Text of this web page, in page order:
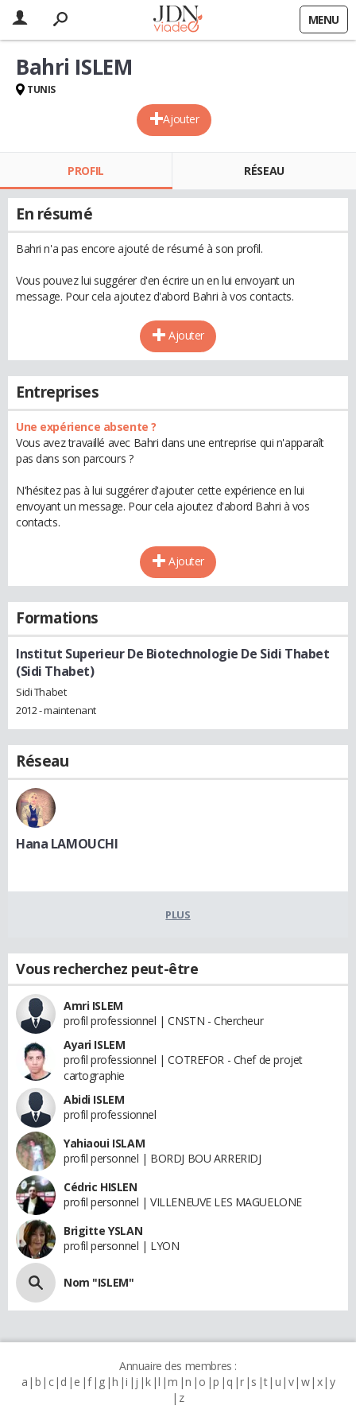
MENU
Ajouter
Bahri ISLEM
TUNIS
PROFIL RÉSEAU
En résumé
Bahri n'a pas encore ajouté de résumé à son profil.
Vous pouvez lui suggérer d'en écrire un en lui envoyant un
message. Pour cela ajoutez d'abord Bahri à vos contacts.
Ajouter
Entreprises
Une expérience absente ?
Vous avez travaillé avec Bahri dans une entreprise qui n'apparaît
pas dans son parcours ?
N'hésitez pas à lui suggérer d'ajouter cette expérience en lui
envoyant un message. Pour cela ajoutez d'abord Bahri à vos
contacts.
Ajouter
Formations
Institut Superieur De Biotechnologie De Sidi Thabet
(Sidi Thabet)
Sidi Thabet
2012 - maintenant
Réseau
Hana LAMOUCHI
PLUS
Vous recherchez peut-être
Amri ISLEM
profil professionnel | CNSTN - Chercheur
Ayari ISLEM
profil professionnel | COTREFOR - Chef de projet
cartographie
Abidi ISLEM
profil professionnel
Yahiaoui ISLAM
profil personnel | BORDJ BOU ARRERIDJ
Cédric HISLEN
profil personnel | VILLENEUVE LES MAGUELONE
Brigitte YSLAN
profil personnel | LYON
Nom "ISLEM"
Annuaire des membres :
a b c d e f g h i j k l m n o p q r s t u v w x y
z